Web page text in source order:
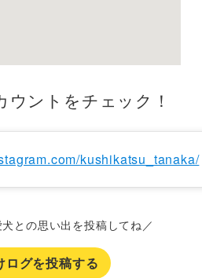
ウントをチェック！
kushikatsu_tanaka/
との思い出を投稿してね／
ログを投稿する